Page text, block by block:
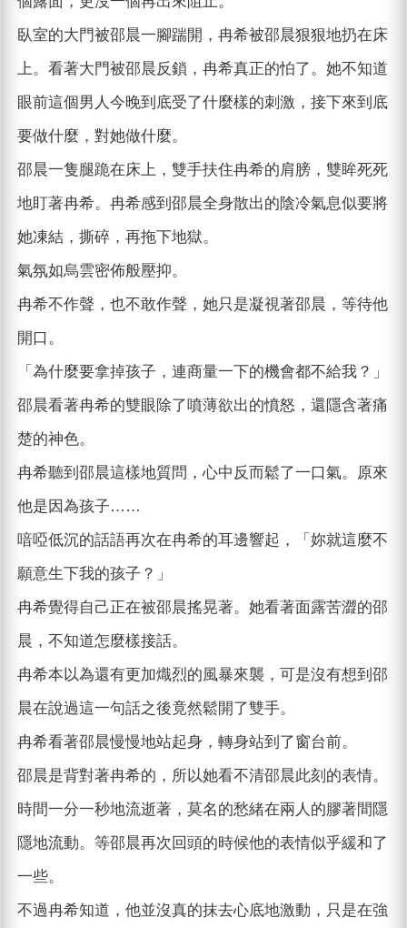
臥室的大門被邵晨一腳踹開，冉希被邵晨狠狠地扔在床
上。看著大門被邵晨反鎖，冉希真正的怕了。她不知道
眼前這個男人今晚到底受了什麼樣的刺激，接下來到底
要做什麼，對她做什麼。
邵晨一隻腿跪在床上，雙手扶住冉希的肩膀，雙眸死死
地盯著冉希。冉希感到邵晨全身散出的陰冷氣息似要將
她凍結，撕碎，再拖下地獄。
氣氛如烏雲密佈般壓抑。
冉希不作聲，也不敢作聲，她只是凝視著邵晨，等待他
開口。
「為什麼要拿掉孩子，連商量一下的機會都不給我？」
邵晨看著冉希的雙眼除了噴薄欲出的憤怒，還隱含著痛
楚的神色。
冉希聽到邵晨這樣地質問，心中反而鬆了一口氣。原來
他是因為孩子……
喑啞低沉的話語再次在冉希的耳邊響起，「妳就這麼不
願意生下我的孩子？」
冉希覺得自己正在被邵晨搖晃著。她看著面露苦澀的邵
晨，不知道怎麼樣接話。
冉希本以為還有更加熾烈的風暴來襲，可是沒有想到邵
晨在說過這一句話之後竟然鬆開了雙手。
冉希看著邵晨慢慢地站起身，轉身站到了窗台前。
邵晨是背對著冉希的，所以她看不清邵晨此刻的表情。
時間一分一秒地流逝著，莫名的愁緒在兩人的膠著間隱
隱地流動。等邵晨再次回頭的時候他的表情似乎緩和了
一些。
不過冉希知道，他並沒真的抹去心底地激動，只是在強